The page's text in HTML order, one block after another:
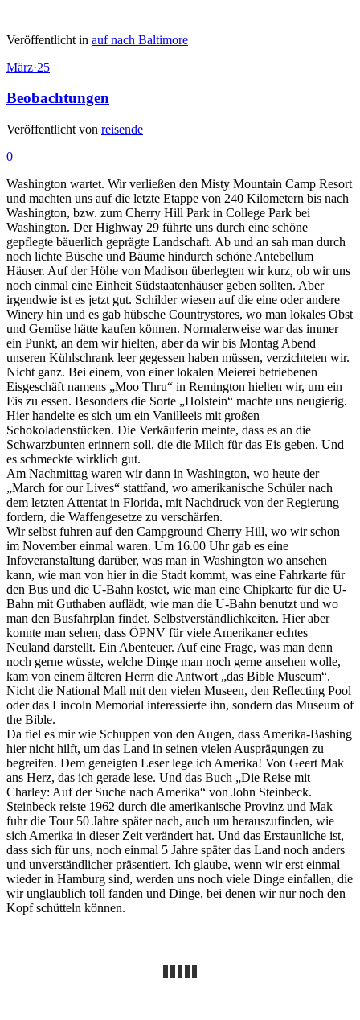
Veröffentlicht in auf nach Baltimore
März·25
Beobachtungen
Veröffentlicht von reisende
0
Washington wartet. Wir verließen den Misty Mountain Camp Resort
und machten uns auf die letzte Etappe von 240 Kilometern bis nach
Washington, bzw. zum Cherry Hill Park in College Park bei
Washington. Der Highway 29 führte uns durch eine schöne
gepflegte bäuerlich geprägte Landschaft. Ab und an sah man durch
noch lichte Büsche und Bäume hindurch schöne Antebellum
Häuser. Auf der Höhe von Madison überlegten wir kurz, ob wir uns
noch einmal eine Einheit Südstaatenhäuser geben sollten. Aber
irgendwie ist es jetzt gut. Schilder wiesen auf die eine oder andere
Winery hin und es gab hübsche Countrystores, wo man lokales Obst
und Gemüse hätte kaufen können. Normalerweise war das immer
ein Punkt, an dem wir hielten, aber da wir bis Montag Abend
unseren Kühlschrank leer gegessen haben müssen, verzichteten wir.
Nicht ganz. Bei einem, von einer lokalen Meierei betriebenen
Eisgeschäft namens „Moo Thru“ in Remington hielten wir, um ein
Eis zu essen. Besonders die Sorte „Holstein“ machte uns neugierig.
Hier handelte es sich um ein Vanilleeis mit großen
Schokoladenstücken. Die Verkäuferin meinte, dass es an die
Schwarzbunten erinnern soll, die die Milch für das Eis geben. Und
es schmeckte wirklich gut.
Am Nachmittag waren wir dann in Washington, wo heute der
„March for our Lives“ stattfand, wo amerikanische Schüler nach
dem letzten Attentat in Florida, mit Nachdruck von der Regierung
fordern, die Waffengesetze zu verschärfen.
Wir selbst fuhren auf den Campground Cherry Hill, wo wir schon
im November einmal waren. Um 16.00 Uhr gab es eine
Infoveranstaltung darüber, was man in Washington wo ansehen
kann, wie man von hier in die Stadt kommt, was eine Fahrkarte für
den Bus und die U-Bahn kostet, wie man eine Chipkarte für die U-
Bahn mit Guthaben auflädt, wie man die U-Bahn benutzt und wo
man den Busfahrplan findet. Selbstverständlichkeiten. Hier aber
konnte man sehen, dass ÖPNV für viele Amerikaner echtes
Neuland darstellt. Ein Abenteuer. Auf eine Frage, was man denn
noch gerne wüsste, welche Dinge man noch gerne ansehen wolle,
kam von einem älteren Herrn die Antwort „das Bible Museum“.
Nicht die National Mall mit den vielen Museen, den Reflecting Pool
oder das Lincoln Memorial interessierte ihn, sondern das Museum of
the Bible.
Da fiel es mir wie Schuppen von den Augen, dass Amerika-Bashing
hier nicht hilft, um das Land in seinen vielen Ausprägungen zu
begreifen. Dem geneigten Leser lege ich Amerika! Von Geert Mak
ans Herz, das ich gerade lese. Und das Buch „Die Reise mit
Charley: Auf der Suche nach Amerika“ von John Steinbeck.
Steinbeck reiste 1962 durch die amerikanische Provinz und Mak
fuhr die Tour 50 Jahre später nach, auch um herauszufinden, wie
sich Amerika in dieser Zeit verändert hat. Und das Erstaunliche ist,
dass sich für uns, noch einmal 5 Jahre später das Land noch anders
und unverständlicher präsentiert. Ich glaube, wenn wir erst einmal
wieder in Hamburg sind, werden uns noch viele Dinge einfallen, die
wir unglaublich toll fanden und Dinge, bei denen wir nur noch den
Kopf schütteln können.